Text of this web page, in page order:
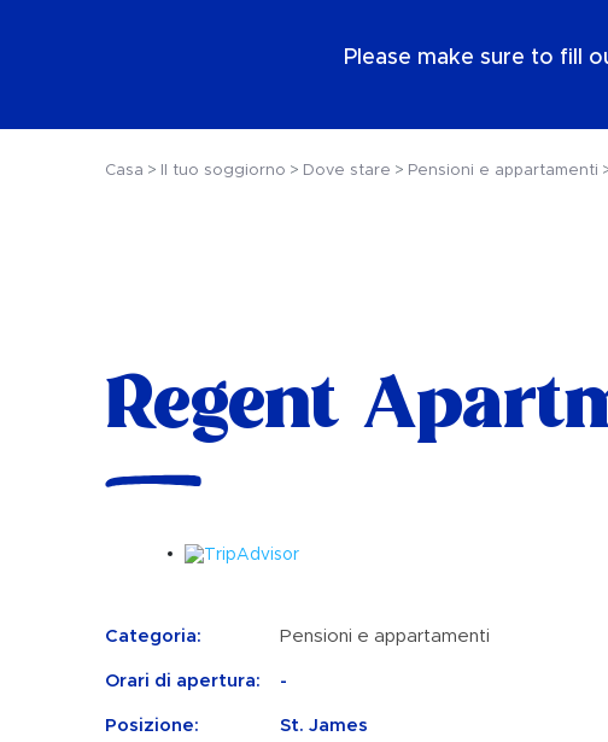
Please make sure to fill
Casa Il tuo soggiorno Dove stare Pensioni e appartamenti
Regent
Categoria: Pensioni e appartamenti
Orari di apertura: -
Posizione: St. James